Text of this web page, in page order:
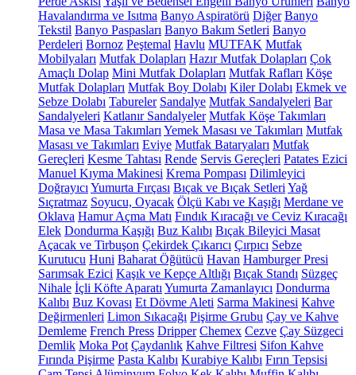
Havalandırma ve Isıtma Banyo Aspiratörü Diğer Banyo
Tekstil Banyo Paspasları Banyo Bakım Setleri Banyo
Perdeleri Bornoz Peştemal Havlu MUTFAK Mutfak
Mobilyaları Mutfak Dolapları Hazır Mutfak Dolapları Çok
Amaçlı Dolap Mini Mutfak Dolapları Mutfak Rafları Köşe
Mutfak Dolapları Mutfak Boy Dolabı Kiler Dolabı Ekmek ve
Sebze Dolabı Tabureler Sandalye Mutfak Sandalyeleri Bar
Sandalyeleri Katlanır Sandalyeler Mutfak Köşe Takımları
Masa ve Masa Takımları Yemek Masası ve Takımları Mutfak
Masası ve Takımları Eviye Mutfak Bataryaları Mutfak
Gereçleri Kesme Tahtası Rende Servis Gereçleri Patates Ezici
Manuel Kıyma Makinesi Krema Pompası Dilimleyici
Doğrayıcı Yumurta Fırçası Bıçak ve Bıçak Setleri Yağ
Sıçratmaz Soyucu, Oyacak Ölçü Kabı ve Kaşığı Merdane ve
Oklava Hamur Açma Matı Fındık Kıracağı ve Ceviz Kıracağı
Elek Dondurma Kaşığı Buz Kalıbı Bıçak Bileyici Masat
Açacak ve Tirbuşon Çekirdek Çıkarıcı Çırpıcı Sebze
Kurutucu Huni Baharat Öğütücü Havan Hamburger Presi
Sarımsak Ezici Kaşık ve Kepçe Altlığı Bıçak Standı Süzgeç
Nihale İçli Köfte Aparatı Yumurta Zamanlayıcı Dondurma
Kalıbı Buz Kovası Et Dövme Aleti Sarma Makinesi Kahve
Değirmenleri Limon Sıkacağı Pişirme Grubu Çay ve Kahve
Demleme French Press Dripper Chemex Cezve Çay Süzgeci
Demlik Moka Pot Çaydanlık Kahve Filtresi Sifon Kahve
Fırında Pişirme Pasta Kalıbı Kurabiye Kalıbı Fırın Tepsisi